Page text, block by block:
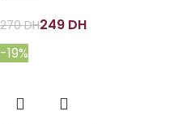
270DH249 DH
-19%